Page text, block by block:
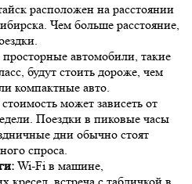
расположен на расстоянии
Чем больше расстояние,
просторные автомобили, такие
будут стоить дороже, чем
компактные авто.
стоимость может зависеть от
Поездки в пиковые часы
дни обычно стоят
спроса.
Wi-Fi в машине,
кресел, встреча с табличкой в